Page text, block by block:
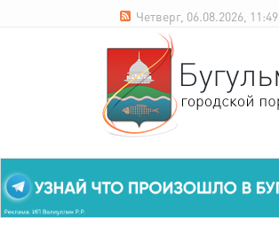
Четверг, 06.08.2026, 11:49